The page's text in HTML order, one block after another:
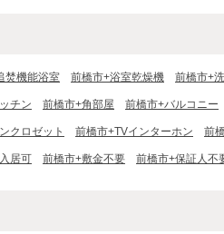
焚機能浴室 前橋市+浴室乾燥機 前橋市+
チン 前橋市+角部屋 前橋市+バルコニー
クロゼット 前橋市+TVインターホン 前
居可 前橋市+敷金不要 前橋市+保証人不